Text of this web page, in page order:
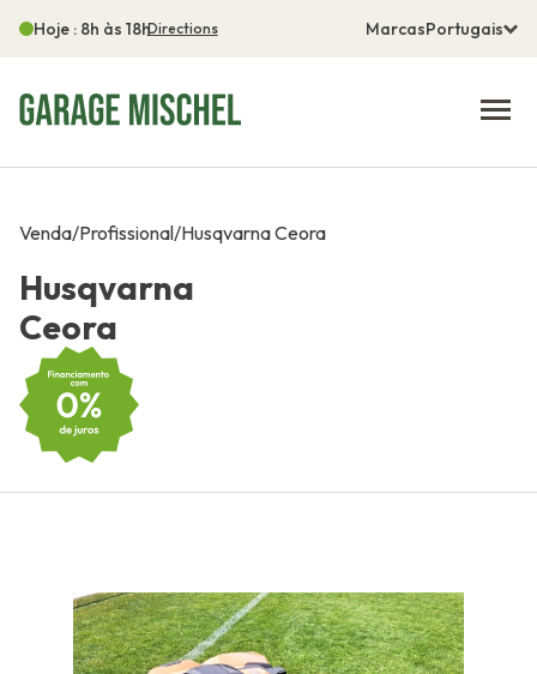
Hoje : 8h às 18hDirections MarcasPortugais
Contato
Reclamação de garantia
Licença de estabelecimento"
Política de Privacidade
Venda/Profissional/Husqvarna Ceora
Husqvarna
Ceora